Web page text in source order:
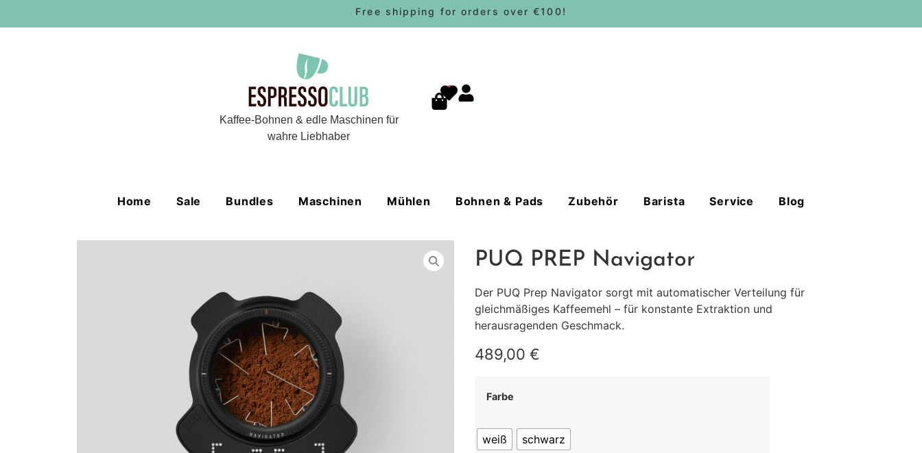
Free shipping for orders over €100!
Kaffee-Bohnen & edle Maschinen für
wahre Liebhaber
0
Home Sale Bundles Maschinen Mühlen Bohnen & Pads Zubehör Barista Service Blog
PUQ PREP Navigator
Der PUQ Prep Navigator sorgt mit automatischer Verteilung für
gleichmäßiges Kaffeemehl – für konstante Extraktion und
herausragenden Geschmack.
489,00 €
Farbe
weiß schwarz